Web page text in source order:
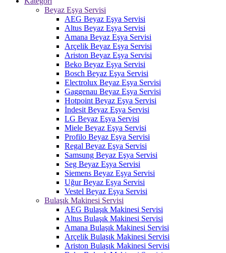
Beyaz Eşya Servisi
AEG Beyaz Eşya Servisi
Altus Beyaz Eşya Servisi
Amana Beyaz Eşya Servisi
Arçelik Beyaz Eşya Servisi
Ariston Beyaz Eşya Servisi
Beko Beyaz Eşya Servisi
Bosch Beyaz Eşya Servisi
Electrolux Beyaz Eşya Servisi
Gaggenau Beyaz Eşya Servisi
Hotpoint Beyaz Eşya Servisi
İndesit Beyaz Eşya Servisi
LG Beyaz Eşya Servisi
Miele Beyaz Eşya Servisi
Profilo Beyaz Eşya Servisi
Regal Beyaz Eşya Servisi
Samsung Beyaz Eşya Servisi
Seg Beyaz Eşya Servisi
Siemens Beyaz Eşya Servisi
Uğur Beyaz Eşya Servisi
Vestel Beyaz Eşya Servisi
Bulaşık Makinesi Servisi
AEG Bulaşık Makinesi Servisi
Altus Bulaşık Makinesi Servisi
Amana Bulaşık Makinesi Servisi
Arçelik Bulaşık Makinesi Servisi
Ariston Bulaşık Makinesi Servisi